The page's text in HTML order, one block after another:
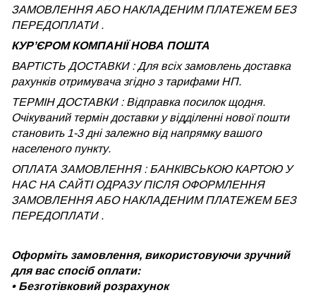
ЗАМОВЛЕННЯ АБО НАКЛАДЕНИМ ПЛАТЕЖЕМ БЕЗ
ПЕРЕДОПЛАТИ .
КУРʼЄРОМ КОМПАНІЇ НОВА ПОШТА
ВАРТІСТЬ ДОСТАВКИ : Для всіх замовлень доставка
рахунків отримувача згідно з тарифами НП.
ТЕРМІН ДОСТАВКИ : Відправка посилок щодня.
Очікуваний термін доставки у відділенні нової пошти
становить 1-3 дні залежно від напрямку вашого
населеного пункту.
ОПЛАТА ЗАМОВЛЕННЯ : БАНКІВСЬКОЮ КАРТОЮ У
НАС НА САЙТІ ОДРАЗУ ПІСЛЯ ОФОРМЛЕННЯ
ЗАМОВЛЕННЯ АБО НАКЛАДЕНИМ ПЛАТЕЖЕМБЕЗ
ПЕРЕДОПЛАТИ .
Оформіть замовлення, використовуючи зручний
для вас спосіб оплати:
• Безготівковий розрахунок